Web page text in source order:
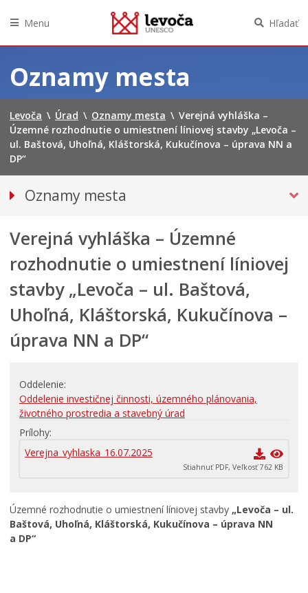
obsah
Menu Hľadať
Oznamy mesta
Levoča \ Úrad \ Oznamy mesta \ Verejná vyhláška –
Územné rozhodnutie o umiestnení líniovej stavby „Levoča –
ul. Baštová, Uhoľná, Kláštorská, Kukučínova – úprava NN a
DP“
Oznamy mesta
Bezpečnosť
Doprava, údržba komunikácií
Kultúra, šport a propagácia
PRIMÁTOR INFORMUJE
RODINA, ŽIVOT, BÝVANIE
STAVBY, PRENÁJMY A POZEMKY
Zamestnanie v samospráve
Životné prostredie a odpady
Verejná vyhláška – Územné
rozhodnutie o umiestnení líniovej
stavby „Levoča – ul. Baštová,
Uhoľná, Kláštorská, Kukučínova –
úprava NN a DP“
Oddelenie
Oddelenie investičnej činnosti, územného plánovania,
životného prostredia a stavebný úrad
Prílohy
Verejna_vyhlaska_16.07.2025
Stiahnuť PDF, Veľkosť 762 KB
Územné rozhodnutie o umiestnení líniovej stavby „Levoča – ul.
Baštová, Uhoľná, Kláštorská, Kukučínova – úprava NN
a DP“